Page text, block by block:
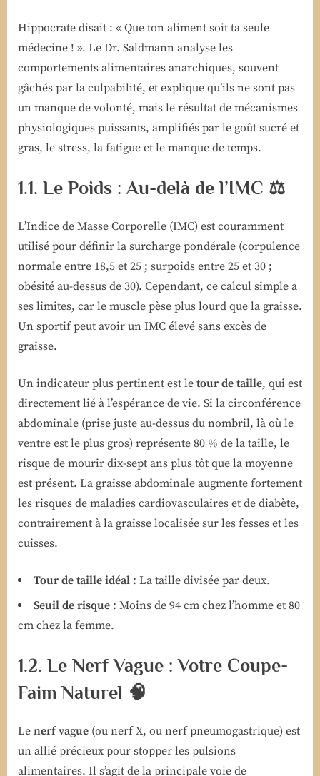
Hippocrate disait : « Que ton aliment soit ta seule
médecine ! ». Le Dr. Saldmann analyse les
comportements alimentaires anarchiques, souvent
gâchés par la culpabilité, et explique qu’ils ne sont pas
un manque de volonté, mais le résultat de mécanismes
physiologiques puissants, amplifiés par le goût sucré et
gras, le stress, la fatigue et le manque de temps.
1.1. Le Poids : Au-delà de l’IMC ⚖️
L’Indice de Masse Corporelle (IMC) est couramment
utilisé pour définir la surcharge pondérale (corpulence
normale entre 18,5 et 25 ; surpoids entre 25 et 30 ;
obésité au-dessus de 30). Cependant, ce calcul simple a
ses limites, car le muscle pèse plus lourd que la graisse.
Un sportif peut avoir un IMC élevé sans excès de
graisse.
Un indicateur plus pertinent est le tour de taille, qui est
directement lié à l’espérance de vie. Si la circonférence
abdominale (prise juste au-dessus du nombril, là où le
ventre est le plus gros) représente 80 % de la taille, le
risque de mourir dix-sept ans plus tôt que la moyenne
est présent. La graisse abdominale augmente fortement
les risques de maladies cardiovasculaires et de diabète,
contrairement à la graisse localisée sur les fesses et les
cuisses.
Tour de taille idéal : La taille divisée par deux.
Seuil de risque : Moins de 94 cm chez l’homme et 80
cm chez la femme.
1.2. Le Nerf Vague : Votre Coupe-
Faim Naturel 🧠
Le nerf vague (ou nerf X, ou nerf pneumogastrique) est
un allié précieux pour stopper les pulsions
alimentaires. Il s’agit de la principale voie de